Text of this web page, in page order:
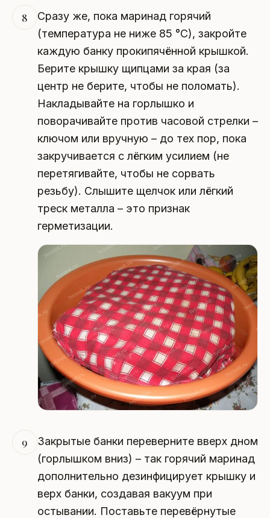
8
Сразу же, пока маринад горячий
(температура не ниже 85 °C), закройте
каждую банку прокипячённой крышкой.
Берите крышку щипцами за края (за
центр не берите, чтобы не поломать).
Накладывайте на горлышко и
поворачивайте против часовой стрелки –
ключом или вручную – до тех пор, пока
закручивается с лёгким усилием (не
перетягивайте, чтобы не сорвать
резьбу). Слышите щелчок или лёгкий
треск металла – это признак
герметизации.
9
Закрытые банки переверните вверх дном
(горлышком вниз) – так горячий маринад
дополнительно дезинфицирует крышку и
верх банки, создавая вакуум при
остывании. Поставьте перевёрнутые